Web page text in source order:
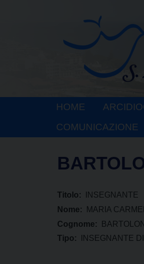
HOME
COMUNICAZIONE
Titolo:
INSEGNANTE
Nome:
MARIA
Cognome:
Tipo:
INSEGNANTE